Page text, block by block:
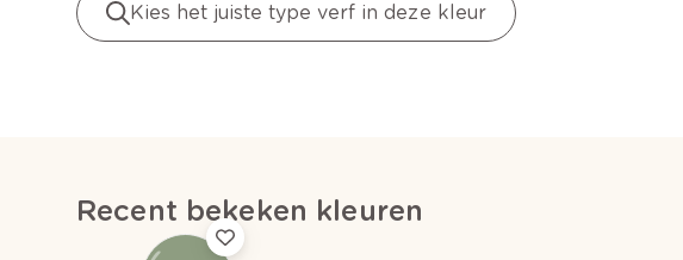
Kies het juiste type verf in deze kleur
Recent bekeken kleuren